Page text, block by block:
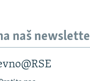
naš